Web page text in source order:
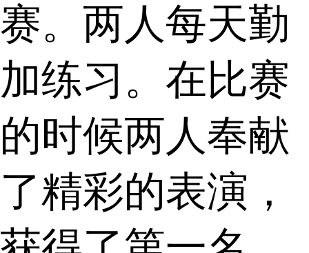
赛。两人每天勤
加练习。在比赛
的时候两人奉献
了精彩的表演，